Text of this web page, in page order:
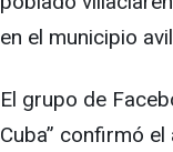
en el municipio
El grupo de
Cuba” confirmó